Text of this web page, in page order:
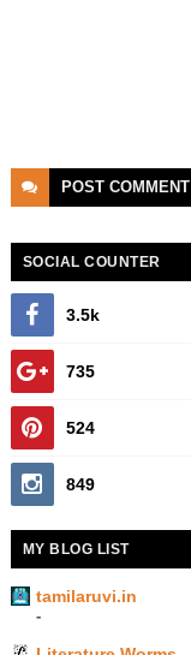
POST COMMENT
SOCIAL COUNTER
3.5k
735
524
849
MY BLOG LIST
tamilaruvi.in
-